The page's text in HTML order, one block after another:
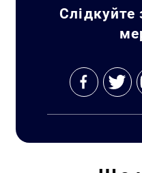
Слідкуйте